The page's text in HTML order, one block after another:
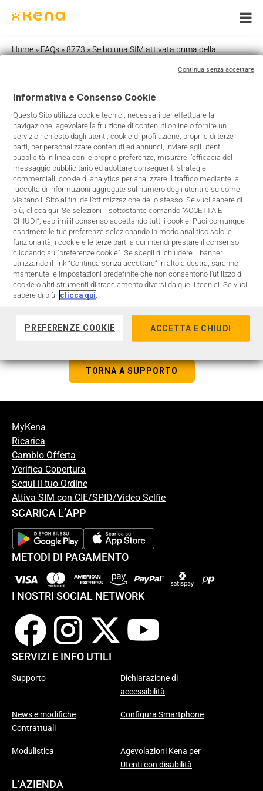
Home»FAQs»8773»Se ho una SIM attivata prima della
Se ho una SIM attivata prima della
commercializzazione delle SIM
nel formato HalfSIM Green, cosa
devo fare?
Tutti i clienti Kena saranno abilitati gradualmente alle
innovazioni tecnologiche che continueranno per tutto il
2025. Nel corso del 2025 riceverai un SMS che ti
informerà dell’evoluzione tecnologica della tua SIM;
successivamente, ti sarà richiesto di spegnere e
riaccendere il tuo smartphone per essere abilitato
TORNA A SUPPORTO
MyKena
Ricarica
Cambio Offerta
Verifica Copertura
Segui il tuo Ordine
Attiva SIM con CIE/SPID/Video Selfie
SCARICA L’APP
METODI DI PAGAMENTO
I NOSTRI SOCIAL NETWORK
SERVIZI E INFO UTILI
Supporto
Dichiarazione di
accessibilità
News e modifiche
Contrattuali
Configura Smartphone
Modulistica
Agevolazioni Kena per
Utenti con disabilità
L’AZIENDA
Informativa e Consenso Cookie
Questo Sito utilizza cookie tecnici, necessari per effettuare la
navigazione, agevolare la fruizione di contenuti online o fornire un
servizio richiesto dagli utenti; cookie di profilazione, propri e di terze
parti, per personalizzare contenuti ed annunci, inviare agli utenti
pubblicità in linea con le proprie preferenze, misurare l’efficacia del
messaggio pubblicitario ed adottare conseguenti strategie
commerciali; cookie di analytics per analizzare il traffico mediante la
raccolta di informazioni aggregate sul numero degli utenti e su come
visitano il Sito ai fini dell’ottimizzazione dello stesso. Se vuoi sapere di
più, clicca qui. Se selezioni il sottostante comando “ACCETTA E
CHIUDI”, esprimi il consenso accettando tutti i cookie. Puoi comunque
esprimere le tue preferenze selezionando in modo analitico solo le
funzionalità, i cookie e le terze parti a cui intendi prestare il consenso
cliccando su "preferenze cookie". Se scegli di chiudere il banner
utilizzando il link “Continua senza accettare” in alto a destra, saranno
mantenute le impostazioni predefinite che non consentono l’utilizzo di
cookie o altri strumenti di tracciamento diversi da quelli tecnici. Se vuoi
sapere di più clicca qui
PREFERENZE COOKIE ACCETTA E CHIUDI
Continua senza accettare